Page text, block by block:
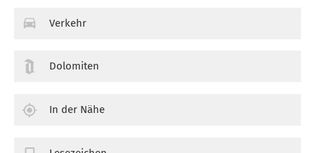
Verkehr
Dolomiten
In der Nähe